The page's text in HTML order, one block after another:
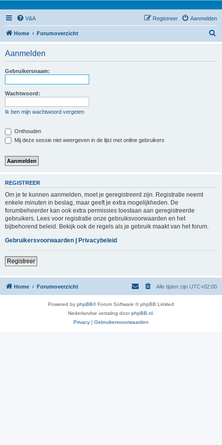
V&A Aanmelden
Registreer
Home Forumoverzicht
Aanmelden
Gebruikersnaam:
Wachtwoord:
Ik ben mijn wachtwoord vergeten
Onthouden
Mij deze sessie niet weergeven in de lijst met online gebruikers
REGISTREER
Om je te kunnen aanmelden, moet je geregistreerd zijn. Registratie neemt
enkele minuten in beslag, maar geeft je extra mogelijkheden. De
forumbeheerder kan ook extra permissies toestaan aan geregistreerde
gebruikers. Lees voor registratie onze gebruiksvoorwaarden en het
bijbehorend beleid. Bekijk ook de regels als je gebruik maakt van het forum.
Gebruikersvoorwaarden | Privacybeleid
Registreer
Home Forumoverzicht Alle tijden zijn UTC+02:00
Powered by phpBB® Forum Software © phpBB Limited
Nederlandse vertaling doorphpBB.nl
Privacy | Gebruikersvoorwaarden